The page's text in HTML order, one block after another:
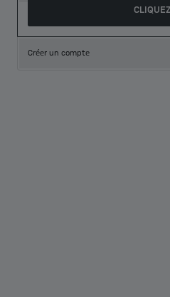
Créer un compte